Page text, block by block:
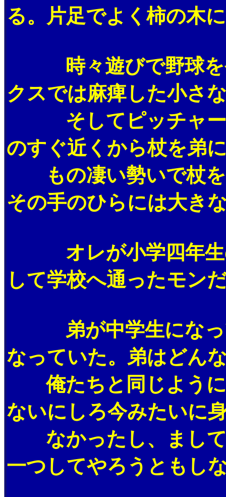
る。片足でよく柿の木
時々遊びで野球をや
クスでは麻痺した小さ
そしてピッチャーか
のすぐ近くから杖を弟
もの凄い勢いで杖を
その手のひらには大き
オレが小学四年生の
して学校へ通ったモン
弟が中学生になって
なっていた。弟はどん
俺たちと同じように
ないにしろ今みたいに
なかったし、まして
一つしてやろうともし